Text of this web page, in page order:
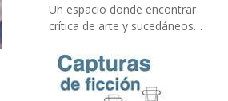
Un espacio donde encontrar
crítica de arte y sucedáneos…